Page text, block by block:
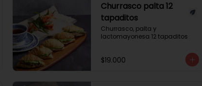
Churrasco palta 12
tapaditos
Churrasco, palta y
lactomayonesa 12 tapaditos
$19.000